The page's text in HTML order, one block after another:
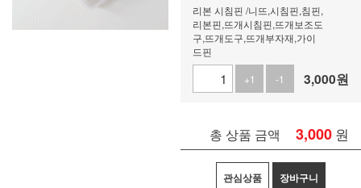
리본 시침핀 /니뜨,시침핀,침핀,
리본핀,뜨개시침핀,뜨개보조도
구,뜨개도구,뜨개부자재,가이
드핀
+1
-1 3,000원
총 상품 금액 3,000 원
관심상품 장바구니